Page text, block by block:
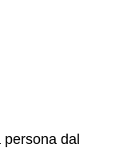
persona dal